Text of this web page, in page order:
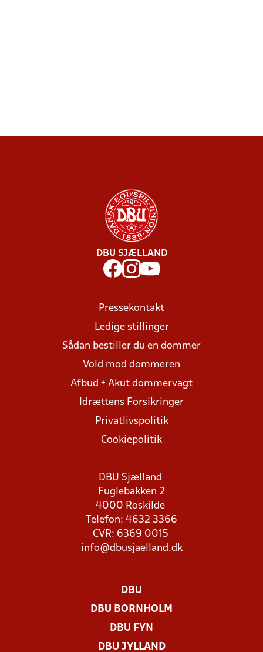
DBU SJÆLLAND
Pressekontakt
Ledige stillinger
Sådan bestiller du en dommer
Vold mod dommeren
Afbud + Akut dommervagt
Idrættens Forsikringer
Privatlivspolitik
Cookiepolitik
DBU Sjælland
Fuglebakken 2
4000 Roskilde
Telefon: 4632 3366
CVR: 6369 0015
info@dbusjaelland.dk
DBU
DBU BORNHOLM
DBU FYN
DBU JYLLAND